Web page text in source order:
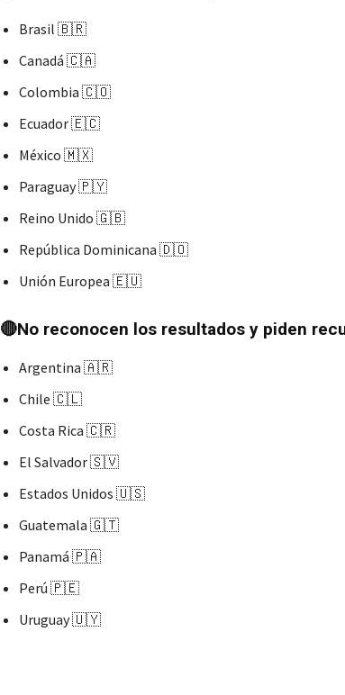
Brasil 🇧🇷
Canadá 🇨🇦
Colombia 🇨🇴
Ecuador 🇪🇨
México 🇲🇽
Paraguay 🇵🇾
Reino Unido 🇬🇧
República Dominicana 🇩🇴
Unión Europea 🇪🇺
🔴No reconocen los resultados y piden
Argentina 🇦🇷
Chile 🇨🇱
Costa Rica 🇨🇷
El Salvador 🇸🇻
Estados Unidos 🇺🇸
Guatemala 🇬🇹
Panamá 🇵🇦
Perú 🇵🇪
Uruguay 🇺🇾